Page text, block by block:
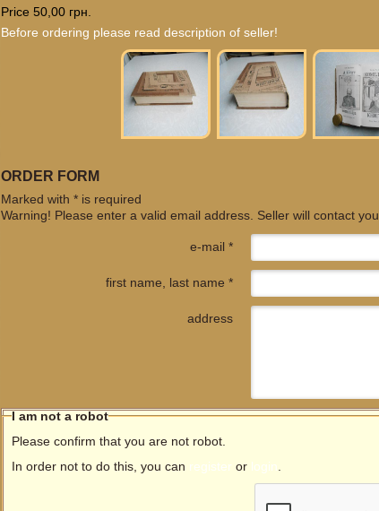
Price 50,00 грн.
Before ordering please read description of seller!
ORDER FORM
Marked with * is required
Warning! Please enter a valid email address. Seller will contact you.
e-mail *
first name, last name *
address
I am not a robot
Please confirm that you are not robot.
In order not to do this, you can register or login